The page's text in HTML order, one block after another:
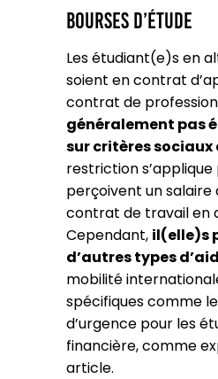
Bourses d’Étude
Les étudiant(e)s en
soient en contrat
contrat de
généralement pas
sur critères sociaux
restriction
perçoivent un salaire
contrat de travail en
Cependant, il(elle)s
d’autres types
mobilité
spécifiques comme
d’urgence pour les
financière, comme
article​.